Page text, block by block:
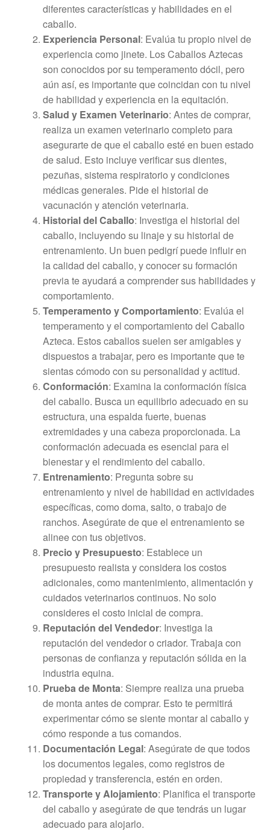
diferentes características y habilidades en el
caballo.
Experiencia Personal: Evalúa tu propio nivel de
experiencia como jinete. Los Caballos Aztecas
son conocidos por su temperamento dócil, pero
aún así, es importante que coincidan con tu nivel
de habilidad y experiencia en la equitación.
Salud y Examen Veterinario: Antes de comprar,
realiza un examen veterinario completo para
asegurarte de que el caballo esté en buen estado
de salud. Esto incluye verificar sus dientes,
pezuñas, sistema respiratorio y condiciones
médicas generales. Pide el historial de
vacunación y atención veterinaria.
Historial del Caballo: Investiga el historial del
caballo, incluyendo su linaje y su historial de
entrenamiento. Un buen pedigrí puede influir en
la calidad del caballo, y conocer su formación
previa te ayudará a comprender sus habilidades y
comportamiento.
Temperamento y Comportamiento: Evalúa el
temperamento y el comportamiento del Caballo
Azteca. Estos caballos suelen ser amigables y
dispuestos a trabajar, pero es importante que te
sientas cómodo con su personalidad y actitud.
Conformación: Examina la conformación física
del caballo. Busca un equilibrio adecuado en su
estructura, una espalda fuerte, buenas
extremidades y una cabeza proporcionada. La
conformación adecuada es esencial para el
bienestar y el rendimiento del caballo.
Entrenamiento: Pregunta sobre su
entrenamiento y nivel de habilidad en actividades
específicas, como doma, salto, o trabajo de
ranchos. Asegúrate de que el entrenamiento se
alinee con tus objetivos.
Precio y Presupuesto: Establece un
presupuesto realista y considera los costos
adicionales, como mantenimiento, alimentación y
cuidados veterinarios continuos. No solo
consideres el costo inicial de compra.
Reputación del Vendedor: Investiga la
reputación del vendedor o criador. Trabaja con
personas de confianza y reputación sólida en la
industria equina.
Prueba de Monta: Siempre realiza una prueba
de monta antes de comprar. Esto te permitirá
experimentar cómo se siente montar al caballo y
cómo responde a tus comandos.
Documentación Legal: Asegúrate de que todos
los documentos legales, como registros de
propiedad y transferencia, estén en orden.
Transporte y Alojamiento: Planifica el transporte
del caballo y asegúrate de que tendrás un lugar
adecuado para alojarlo.